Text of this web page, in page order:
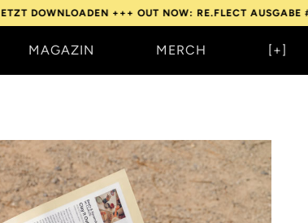
+++OUT NOW: RE.FLECT AUSGABE #120 –
MAGAZIN MERCH [+]